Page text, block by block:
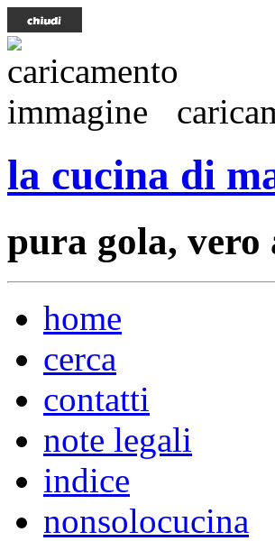
la cucina di
pura gola, vero
home
cerca
contatti
note legali
indice
nonsolocucina